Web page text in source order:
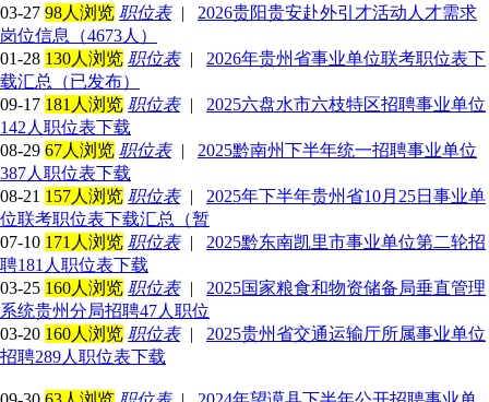
03-27 98人浏览 职位表|
2026贵阳贵安赴外引才活动人才需求
岗位信息（4673人）
01-28 130人浏览 职位表|
2026年贵州省事业单位联考职位表下
载汇总（已发布）
09-17 181人浏览 职位表|
2025六盘水市六枝特区招聘事业单位
142人职位表下载
08-29 67人浏览 职位表|
2025黔南州下半年统一招聘事业单位
387人职位表下载
08-21 157人浏览 职位表|
2025年下半年贵州省10月25日事业单
位联考职位表下载汇总（暂
07-10 171人浏览 职位表|
2025黔东南凯里市事业单位第二轮招
聘181人职位表下载
03-25 160人浏览 职位表|
2025国家粮食和物资储备局垂直管理
系统贵州分局招聘47人职位
03-20 160人浏览 职位表|
2025贵州省交通运输厅所属事业单位
招聘289人职位表下载